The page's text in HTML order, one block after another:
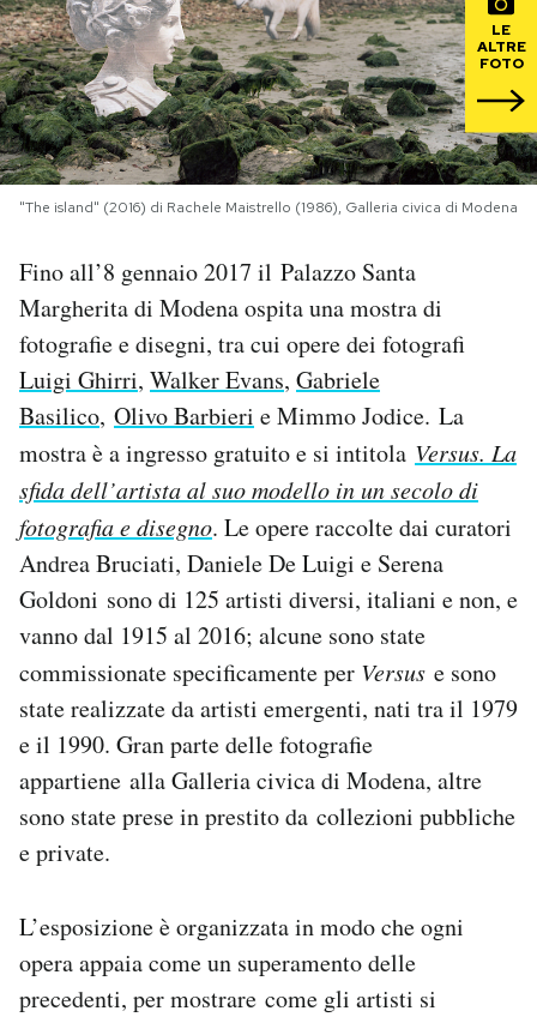
PODCAST
NEWSLETTER
I MIEI PREFERITI
SHOP
CALENDARIO
AREA PERSONALE
Newsletter
Notifiche mobile
Regala il Post
Hai bisogno di aiuto?
Esci
LE
ALTRE
FOTO
"The island" (2016) di Rachele Maistrello (1986), Galleria civica di Modena
Fino all’8 gennaio 2017 il Palazzo Santa
Margherita di Modena ospita una mostra di
fotografie e disegni, tra cui opere dei fotografi
Luigi Ghirri, Walker Evans, Gabriele
Basilico, Olivo Barbieri e Mimmo Jodice. La
mostra è a ingresso gratuito e si intitola Versus. La
sfida dell’artista al suo modello in un secolo di
fotografia e disegno. Le opere raccolte dai curatori
Andrea Bruciati, Daniele De Luigi e Serena
Goldoni sono di 125 artisti diversi, italiani e non, e
vanno dal 1915 al 2016; alcune sono state
commissionate specificamente per Versus e sono
state realizzate da artisti emergenti, nati tra il 1979
e il 1990. Gran parte delle fotografie
appartiene alla Galleria civica di Modena, altre
sono state prese in prestito da collezioni pubbliche
e private.
L’esposizione è organizzata in modo che ogni
opera appaia come un superamento delle
precedenti, per mostrare come gli artisti si